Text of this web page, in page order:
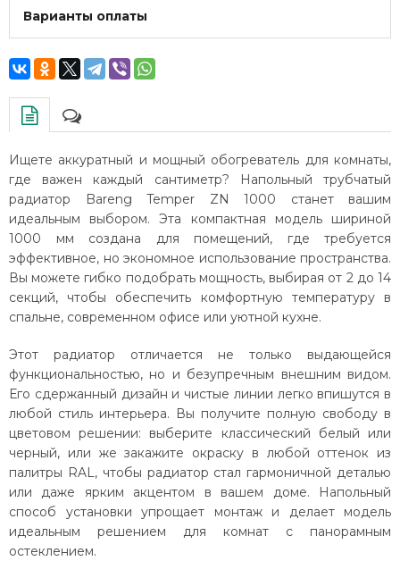
Варианты оплаты
Ищете аккуратный и мощный обогреватель для комнаты,
где важен каждый сантиметр? Напольный трубчатый
радиатор Bareng Temper ZN 1000 станет вашим
идеальным выбором. Эта компактная модель шириной
1000 мм создана для помещений, где требуется
эффективное, но экономное использование пространства.
Вы можете гибко подобрать мощность, выбирая от 2 до 14
секций, чтобы обеспечить комфортную температуру в
спальне, современном офисе или уютной кухне.
Этот радиатор отличается не только выдающейся
функциональностью, но и безупречным внешним видом.
Его сдержанный дизайн и чистые линии легко впишутся в
любой стиль интерьера. Вы получите полную свободу в
цветовом решении: выберите классический белый или
черный, или же закажите окраску в любой оттенок из
палитры RAL, чтобы радиатор стал гармоничной деталью
или даже ярким акцентом в вашем доме. Напольный
способ установки упрощает монтаж и делает модель
идеальным решением для комнат с панорамным
остеклением.